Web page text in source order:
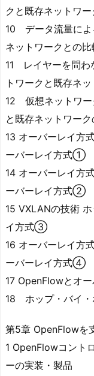
クと既存ネットワ
10 データ流量に
ネットワークとの
11 レイヤーを問
トワークと既存ネ
12 仮想ネットワ
と既存ネットワー
13 オーバーレイ方
ーバーレイ方式①
14 オーバーレイ方
ーバーレイ方式②
15 VXLANの技術
イ方式③
16 オーバーレイ方
ーバーレイ方式④
17 OpenFlowとオ
18 ホップ・バイ
第5章 OpenFlowを
1 OpenFlowコント
ーの実装・製品